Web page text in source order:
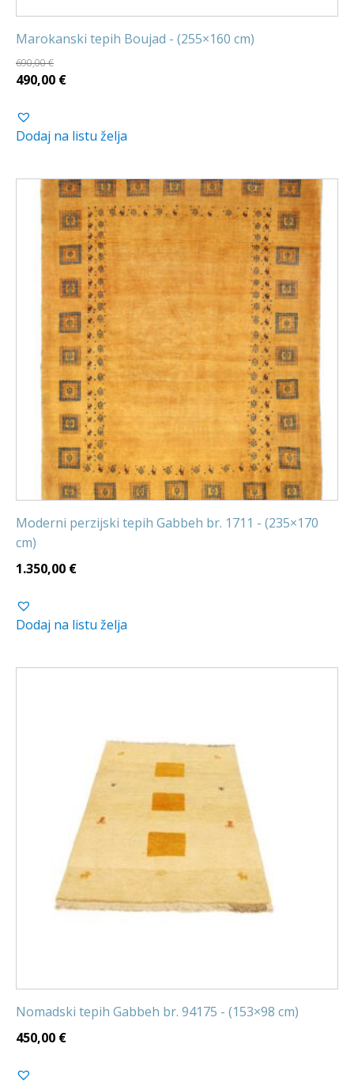
Marokanski tepih Boujad - (255×160 cm)
690,00€
Izvorna
bila
je:
490,00 €Trenutna
490,00 €.
Dodaj na listu želja
Moderni perzijski tepih Gabbeh br. 1711 - (235×170
cm)
1.350,00 €
Dodaj na listu želja
Nomadski tepih Gabbeh br. 94175 - (153×98 cm)
450,00 €